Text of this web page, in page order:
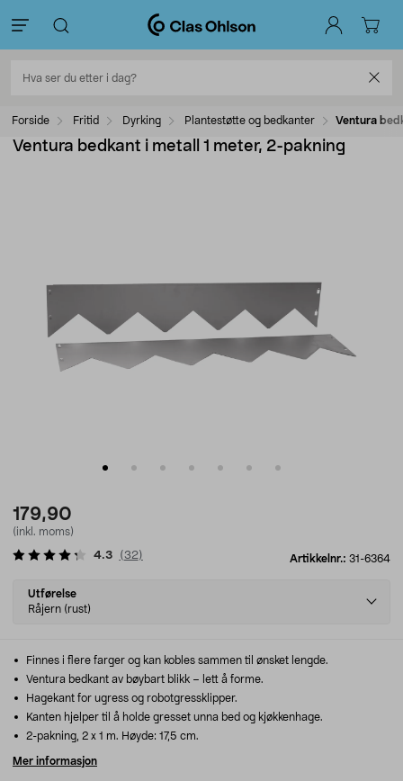
Forside Fritid Dyrking Plantestøtte og bedkanter Ventura
Ventura bedkant i metall 1 meter, 2-pakning
179,90
(inkl. moms)
Artikkelnr.: 31-6364
4.3 (32)
Select
variant
Utførelse
Råjern (rust)
Finnes i flere farger og kan kobles sammen til ønsket lengde.
Ventura bedkant av bøybart blikk – lett å forme.
Hagekant for ugress og robotgressklipper.
Kanten hjelper til å holde gresset unna bed og kjøkkenhage.
2-pakning, 2 x 1 m. Høyde: 17,5 cm.
Mer informasjon